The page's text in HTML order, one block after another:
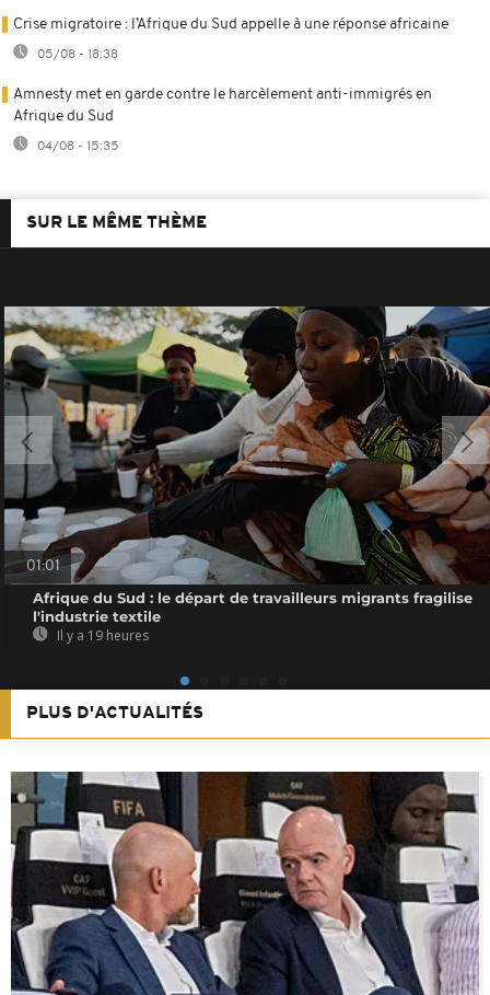
Crise migratoire : l’Afrique du Sud appelle à une réponse africaine
05/08 - 18:38
Amnesty met en garde contre le harcèlement anti-immigrés en
Afrique du Sud
04/08 - 15:35
SUR LE MÊME THÈME
01:01
Afrique du Sud : le départ de travailleurs migrants fragilise
l'industrie textile
Il y a 19 heures
PLUS D'ACTUALITÉS